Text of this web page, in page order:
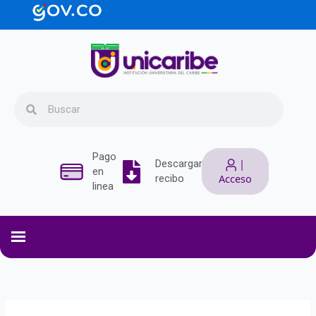
contenido
Pago
en
linea
Descargar
recibo
|
Acceso